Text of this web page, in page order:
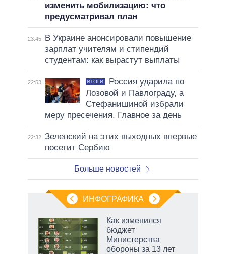
изменить мобилизацию: что
предусматривал план
23:45
В Украине анонсировали повышение
зарплат учителям и стипендий
студентам: как вырастут выплаты
22:53 ИТОГИ
Россия ударила по
Лозовой и Павлограду, а
Стефанишиной избрали
меру пресечения. Главное за день
22:32 Зеленский на этих выходных впервые
посетит Сербию
Больше новостей
ИНФОГРАФИКА
Как изменился
бюджет
Министерства
обороны за 13 лет